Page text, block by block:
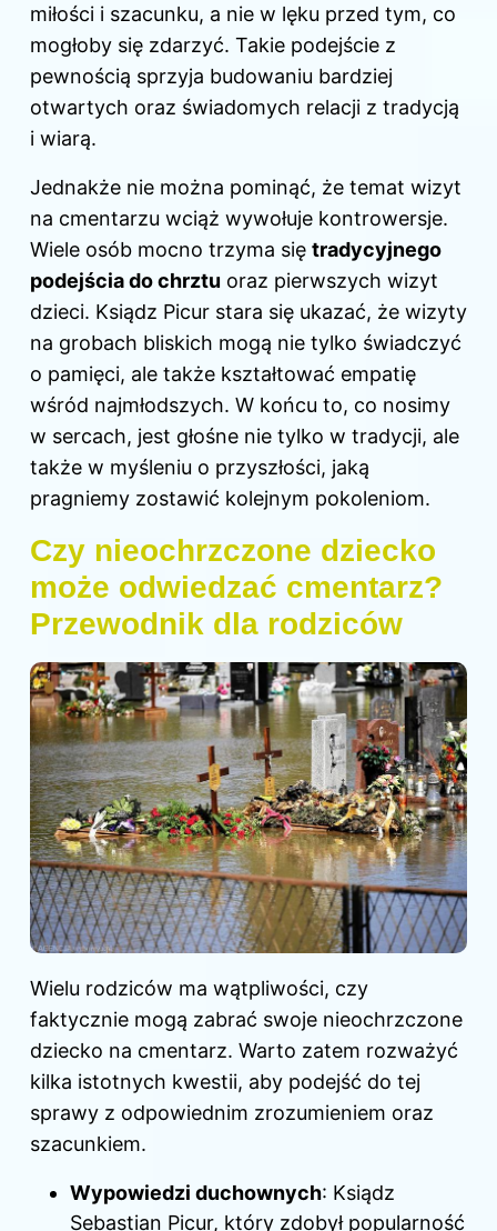
miłości i szacunku, a nie w lęku przed tym, co
mogłoby się zdarzyć. Takie podejście z
pewnością sprzyja budowaniu bardziej
otwartych oraz świadomych relacji z tradycją
i wiarą.
Jednakże nie można pominąć, że temat wizyt
na cmentarzu wciąż wywołuje kontrowersje.
Wiele osób mocno trzyma się tradycyjnego
podejścia do chrztu oraz pierwszych wizyt
dzieci. Ksiądz Picur stara się ukazać, że wizyty
na grobach bliskich mogą nie tylko świadczyć
o pamięci, ale także kształtować empatię
wśród najmłodszych. W końcu to, co nosimy
w sercach, jest głośne nie tylko w tradycji, ale
także w myśleniu o przyszłości, jaką
pragniemy zostawić kolejnym pokoleniom.
Czy nieochrzczone dziecko
może odwiedzać cmentarz?
Przewodnik dla rodziców
Wielu rodziców ma wątpliwości, czy
faktycznie mogą zabrać swoje nieochrzczone
dziecko na cmentarz. Warto zatem rozważyć
kilka istotnych kwestii, aby podejść do tej
sprawy z odpowiednim zrozumieniem oraz
szacunkiem.
Wypowiedzi duchownych: Ksiądz
Sebastian Picur, który zdobył popularność